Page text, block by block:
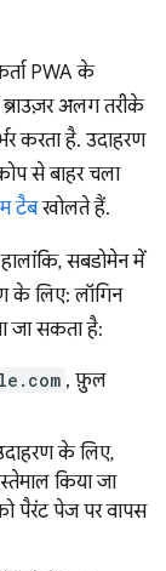
PWA के
अलग तरीके
करता है. उदाहरण
से बाहर चला
टैबखोलते हैं.
सबडोमेन में
के लिए: लॉगिन
जा सकता है:
, फ़ुल
के लिए,
किया जा
पैरंट पेज पर वापस